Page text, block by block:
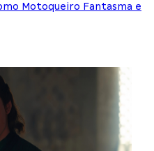
Motoqueiro Fantasma e